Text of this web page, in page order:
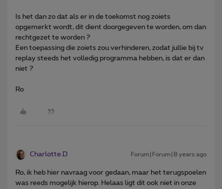
Is het dan zo dat als er in de toekomst nog zoiets
opgemerkt wordt, dit dient doorgegeven te worden, om dan
rechtgezet te worden ?
Een toepassing die zoiets zou verhinderen, zodat jullie bij tv
replay steeds het volledig programma hebben, is dat er dan
niet ?
Ro
Charlotte.D Forum|Forum|8 years ago
Ro, ik heb hier navraag voor gedaan, maar het terugspoelen
was reeds mogelijk hierop. Helaas ligt dit ook niet in onze